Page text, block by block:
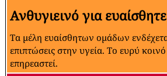
Ανθυγιεινό για
Τα μέλη ευαίσθητων ομάδων
επιπτώσεις στην υγεία. Το ευρύ
επηρεαστεί.